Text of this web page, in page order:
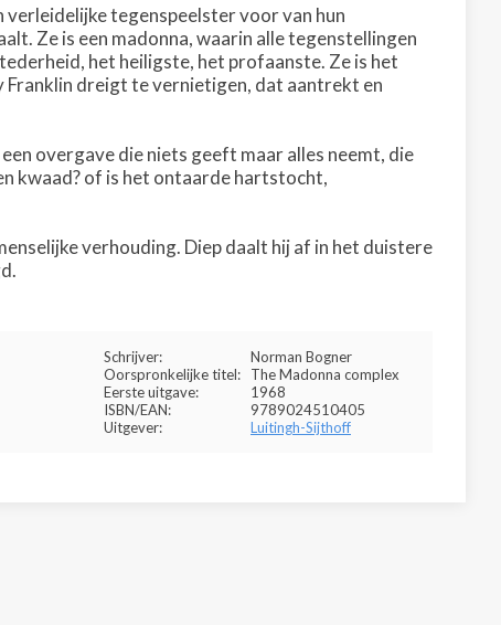
verleidelijke tegenspeelster voor van hun
Ze is een madonna, waarin alle tegenstellingen
het heiligste, het profaanste. Ze is het
Franklin dreigt te vernietigen, dat aantrekt en
overgave die niets geeft maar alles neemt, die
kwaad? of is het ontaarde hartstocht,
verhouding. Diep daalt hij af in het duistere
Schrijver:
Norman Bogner
Oorspronkelijke titel:
The Madonna complex
Eerste uitgave:
1968
ISBN/EAN:
9789024510405
Uitgever:
Luitingh-Sijthoff